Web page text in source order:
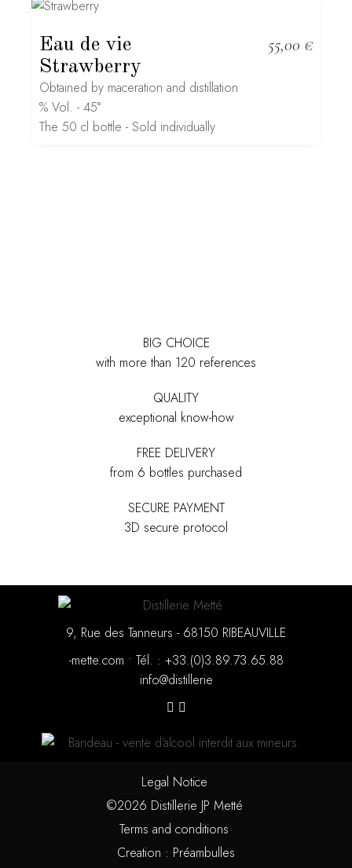
Eau de vie
Strawberry
55,00 €
Obtained by maceration and distillation
% Vol. - 45°
The 50 cl bottle - Sold individually
BIG CHOICE
with more than 120 references
QUALITY
exceptional know-how
FREE DELIVERY
from 6 bottles purchased
SECURE PAYMENT
3D secure protocol
9, Rue des Tanneurs - 68150 RIBEAUVILLE
88.56.37.98.3(0).33+ : .léT
•
moc.ettem-
eirellitsid@ofni
Legal Notice
©2026 Distillerie JP Metté
Terms and conditions
Creation : Préambulles